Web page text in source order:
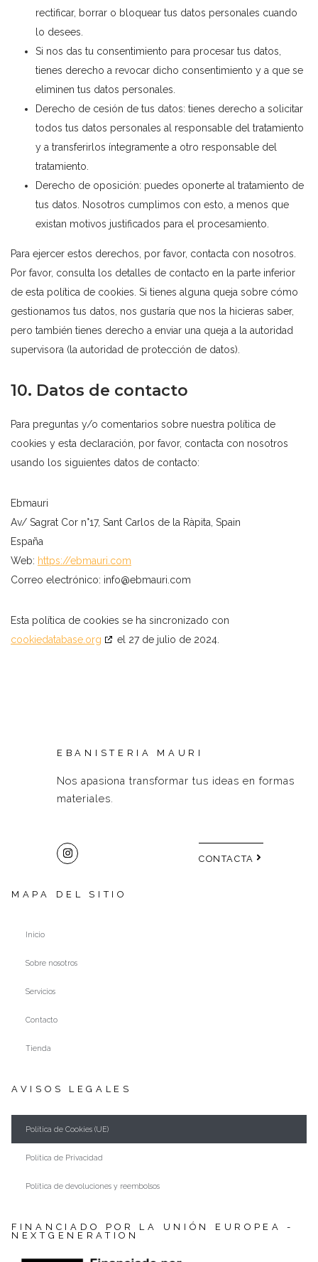
rectificar, borrar o bloquear tus datos personales cuando
lo desees.
Si nos das tu consentimiento para procesar tus datos,
tienes derecho a revocar dicho consentimiento y a que se
eliminen tus datos personales.
Derecho de cesión de tus datos: tienes derecho a solicitar
todos tus datos personales al responsable del tratamiento
y a transferirlos íntegramente a otro responsable del
tratamiento.
Derecho de oposición: puedes oponerte al tratamiento de
tus datos. Nosotros cumplimos con esto, a menos que
existan motivos justificados para el procesamiento.
Para ejercer estos derechos, por favor, contacta con nosotros.
Por favor, consulta los detalles de contacto en la parte inferior
de esta política de cookies. Si tienes alguna queja sobre cómo
gestionamos tus datos, nos gustaría que nos la hicieras saber,
pero también tienes derecho a enviar una queja a la autoridad
supervisora (la autoridad de protección de datos).
10. Datos de contacto
Para preguntas y/o comentarios sobre nuestra política de
cookies y esta declaración, por favor, contacta con nosotros
usando los siguientes datos de contacto:
Ebmauri
Av/ Sagrat Cor n°17, Sant Carlos de la Ràpita, Spain
España
Web: https://ebmauri.com
Correo electrónico: info@ebmauri.com
Esta política de cookies se ha sincronizado con
cookiedatabase.org
el 27 de julio de 2024.
EBANISTERIA MAURI
Nos apasiona transformar tus ideas en formas
materiales.
CONTACTA
MAPA DEL SITIO
Inicio
Sobre nosotros
Servicios
Contacto
Tienda
AVISOS LEGALES
Política de Cookies (UE)
Política de Privacidad
Política de devoluciones y reembolsos
FINANCIADO POR LA UNIÓN EUROPEA -
NEXTGENERATION